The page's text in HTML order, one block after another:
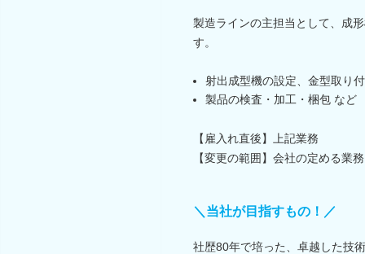
製造ラインの主担当として、成
す。
射出成型機の設定、金型取り
製品の検査・加工・梱包 など
【雇入れ直後】上記業務
【変更の範囲】会社の定める業務
＼当社が目指すもの！／
社歴80年で培った、卓越した技